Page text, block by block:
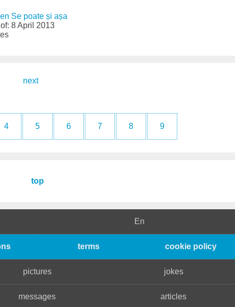
Se poate și așa
8 April 2013
next
4 5 6 7 8 9
top
En
terms cookie policy
pictures jokes
messages articles